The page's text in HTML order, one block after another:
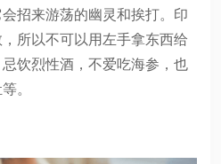
招来游荡的幽灵和挨打。印
所以不可以用左手拿东西给
饮烈性酒，不爱吃海参，也
。